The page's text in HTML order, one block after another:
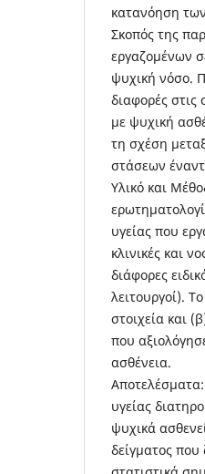
κατανόηση
Σκοπός της
εργαζομένων
ψυχική νόσο.
διαφορές
με ψυχική
τη σχέση
στάσεων
Υλικό και
υγείας που
κλινικές και
διάφορες
λειτουργοί).
στοιχεία και
που
ασθένεια.
Αποτελέσματα:
υγείας
ψυχικά
δείγματος